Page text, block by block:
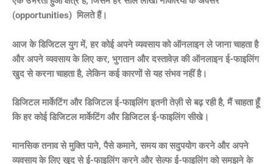
(opportunities) मिलते हैं।
आज के डिजिटल युग में, हर कोई अपने व्यवसाय को ऑनलाइन ले जाना चाहता है
और अपने व्यवसाय के लिए कर, भुगतान और दस्तावेज़ की ऑनलाइन ई-फाइलिंग
खुद से करना चाहता है, लेकिन कई कारणों से यह संभव नहीं है।
डिजिटल मार्केटिंग और डिजिटल ई-फाइलिंग इतनी तेज़ी से बढ़ रही है, मैं चाहता हूँ
कि हर कोई डिजिटल मार्केटिंग और डिजिटल ई-फाइलिंग सीखे।
मानसिक तनाव से मुक्ति पाने, पैसे कमाने, समय का सदुपयोग करने और अपने
व्यवसाय के लिए खुद से ई-फाइलिंग करने और सेल्फ ई-फाइलिंग को समझने के